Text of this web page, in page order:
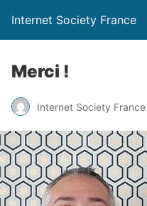
Internet Society France
Merci !
Internet Society France